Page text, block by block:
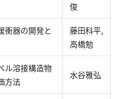
俊
衝器の開発と
藤田科平,
高橋勉
ル溶接構造物
方法
水谷雅弘